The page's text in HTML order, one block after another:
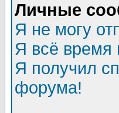
Личные
Я не могу
Я всё время
Я получил
форума!